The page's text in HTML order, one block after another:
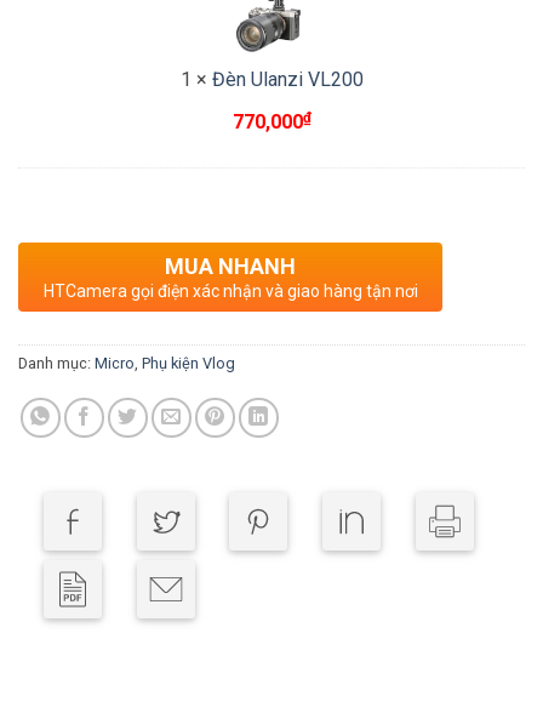
1 × Đèn Ulanzi VL200
770,000₫
MUA NHANH
HTCamera gọi điện xác nhận và giao hàng tận nơi
Danh mục: Micro, Phụ kiện Vlog